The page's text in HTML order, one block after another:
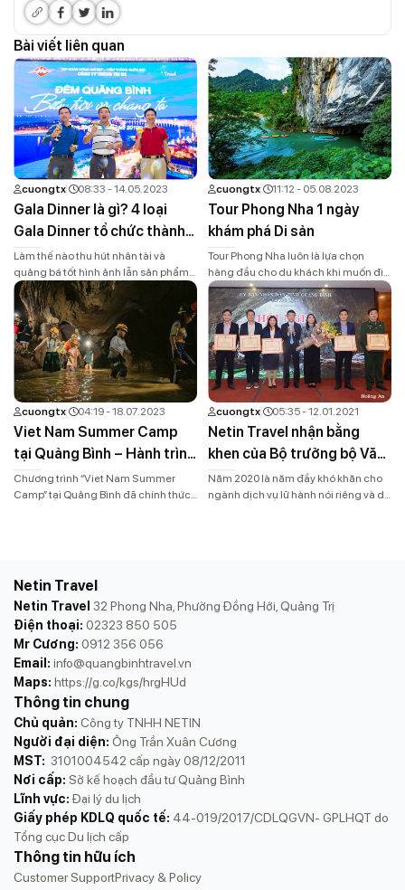
Bài viết liên quan
cuongtx 08:33 - 14.05.2023
Gala Dinner là gì? 4 loại
Gala Dinner tổ chức thành
công tại Quảng Bình
Làm thế nào thu hút nhân tài và
quảng bá tốt hình ảnh lẫn sản phẩm
của doanh nghiệp đến đúng khách
hàng? Gala Dinner là hình thức đáp
ứng đủ điều kiện trên.Đối với các
doanh nghiệp, Gala Dinner chỉ mới
du nhập vào Việt Nam chưa lâu,
nhưng đã được quan tâm rất […]
cuongtx 11:12 - 05.08.2023
Tour Phong Nha 1 ngày
khám phá Di sản
Tour Phong Nha luôn là lựa chọn
hàng đầu cho du khách khi muốn đi
du lịch Quảng Bình. Bạn muốn tận
hưởng những giây phút thư giãn,
khám phá thiên nhiên tuyệt đẹp và
kết nối với những người bạn mới khi
đến Quảng Bình? Hãy tham gia ngay
Tour Ghép Khám Phá Phong […]
cuongtx 04:19 - 18.07.2023
Viet Nam Summer Camp
tại Quảng Bình – Hành trình
kết nối đầy kỳ diệu
Chương trình “Viet Nam Summer
Camp” tại Quảng Bình đã chính thức
những điều kết nối kỳ diệu và khám
phá mới mẻ thiên nhiên, […]
cuongtx 05:35 - 12.01.2021
Netin Travel nhận bằng
khen của Bộ trưởng bộ Văn
hóa Thể thao và Du lịch
Năm 2020 là năm đầy khó khăn cho
ngành dịch vụ lữ hành nói riêng và du
Netin Travel
Netin Travel 32 Phong Nha, Phường Đồng Hới, Quảng Trị
Điện thoại: 02323 850 505
Mr Cương: 0912 356 056
Email: info@quangbinhtravel.vn
Maps: https://g.co/kgs/hrgHUd
Thông tin hữu ích
Customer SupportPrivacy & Policy
Thông tin chung
Chủ quản: Công ty TNHH NETIN
Người đại diện: Ông Trần Xuân Cương
MST: 3101004542 cấp ngày 08/12/2011
Nơi cấp: Sở kế hoạch đầu tư Quảng Bình
Lĩnh vực: Đại lý du lịch
Giấy phép KDLQ quốc tế: 44-019/2017/CDLQGVN- GPLHQT do
Tổng cục Du lịch cấp